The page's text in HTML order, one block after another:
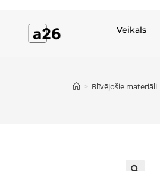
Veikals
> Blīvējošie materiāli